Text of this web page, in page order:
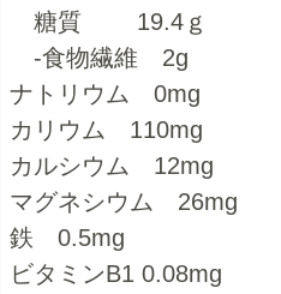
糖質 19.4ｇ
-食物繊維 2g
ナトリウム 0mg
カリウム 110mg
カルシウム 12mg
マグネシウム 26mg
鉄 0.5mg
ビタミンB1 0.08mg